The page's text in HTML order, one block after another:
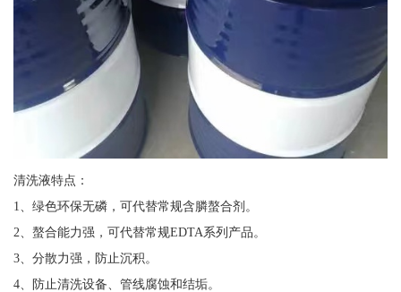
清洗液特点：
1、绿色环保无磷，可代替常规含膦螯合剂。
2、螯合能力强，可代替常规EDTA系列产品。
3、分散力强，防止沉积。
4、防止清洗设备、管线腐蚀和结垢。